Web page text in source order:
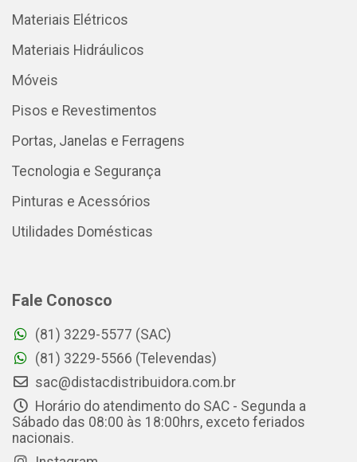
Materiais Elétricos
Materiais Hidráulicos
Móveis
Pisos e Revestimentos
Portas, Janelas e Ferragens
Tecnologia e Segurança
Pinturas e Acessórios
Utilidades Domésticas
Fale Conosco
(81) 3229-5577 (SAC)
(81) 3229-5566 (Televendas)
sac@distacdistribuidora.com.br
Horário do atendimento do SAC - Segunda a
Sábado das 08:00 às 18:00hrs, exceto feriados
nacionais.